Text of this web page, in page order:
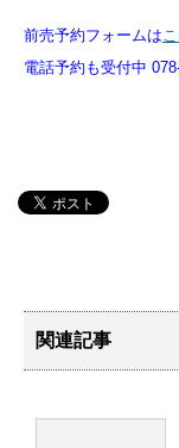
前売予約フォームは
電話予約も受付中
関連記事